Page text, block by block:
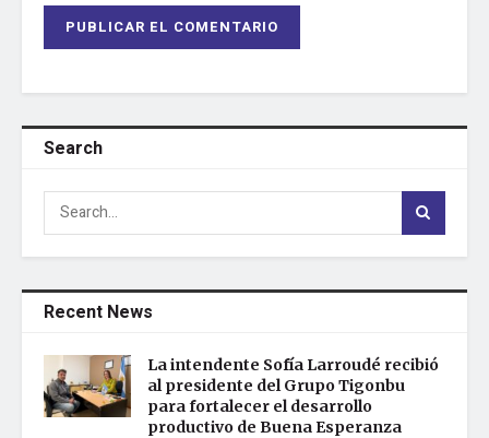
Search
Recent News
La intendente Sofía Larroudé recibió
al presidente del Grupo Tigonbu
para fortalecer el desarrollo
productivo de Buena Esperanza